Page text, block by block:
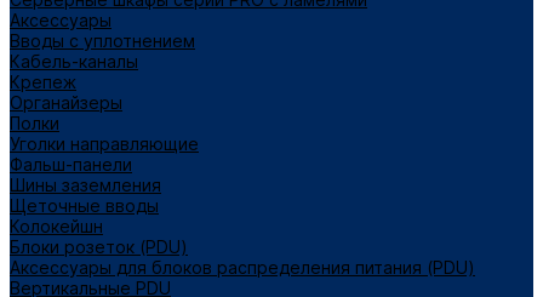
Аксессуары
Вводы с уплотнением
Кабель-каналы
Крепеж
Органайзеры
Полки
Уголки направляющие
Фальш-панели
Шины заземления
Щеточные вводы
Колокейшн
Блоки розеток (PDU)
Аксессуары для блоков распределения питания (PDU)
Вертикальные PDU